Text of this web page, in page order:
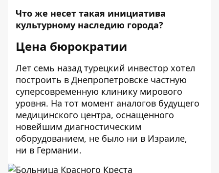
Что же несет такая инициатива
культурному наследию города?
Цена бюрократии
Лет семь назад турецкий инвестор хотел
построить в Днепропетровске частную
суперсовременную клинику мирового
уровня. На тот момент аналогов будущего
медицинского центра, оснащенного
новейшим диагностическим
оборудованием, не было ни в Израиле,
ни в Германии.